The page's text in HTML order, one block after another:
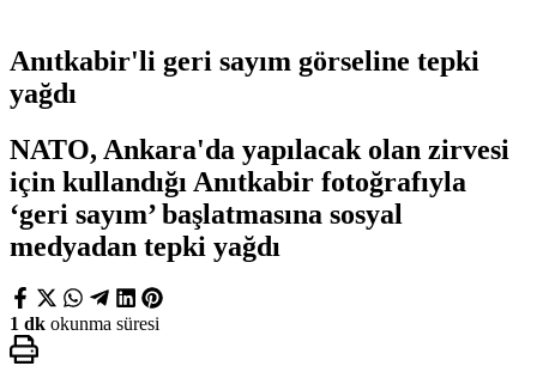
Anıtkabir'li geri sayım görseline tepki
yağdı
NATO, Ankara'da yapılacak olan zirvesi
için kullandığı Anıtkabir fotoğrafıyla
‘geri sayım’ başlatmasına sosyal
medyadan tepki yağdı
1 dk okunma süresi